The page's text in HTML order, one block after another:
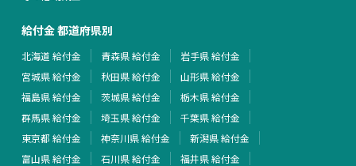
給付金 都道府県別
北海道 給付金 青森県 給付金
岩手県 給付金
宮城県 給付金
秋田県 給付金
山形県 給付金
福島県 給付金
茨城県 給付金
栃木県 給付金
群馬県 給付金
埼玉県 給付金
千葉県 給付金
東京都 給付金
神奈川県 給付金
新潟県 給付金
富山県 給付金
石川県 給付金
福井県 給付金